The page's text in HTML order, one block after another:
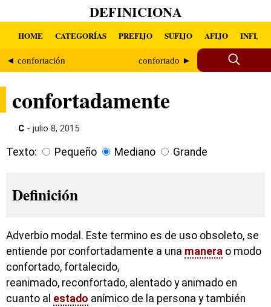
DEFINICIONA
HOME CATEGORÍAS PREFIJO SUFIJO AFIJO INFIJO
◄ confortación confortado ►
confortadamente
C - julio 8, 2015
Texto: Pequeño Mediano Grande
Definición
Adverbio modal. Este termino es de uso obsoleto, se
entiende por confortadamente a una manera o modo
confortado, fortalecido,
reanimado, reconfortado, alentado y animado en
cuanto al estado anímico de la persona y también